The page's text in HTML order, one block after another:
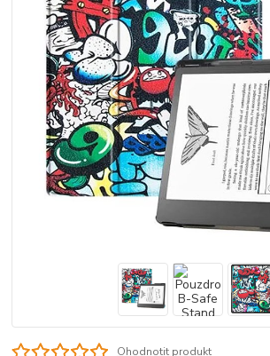
Ohodnotit produkt